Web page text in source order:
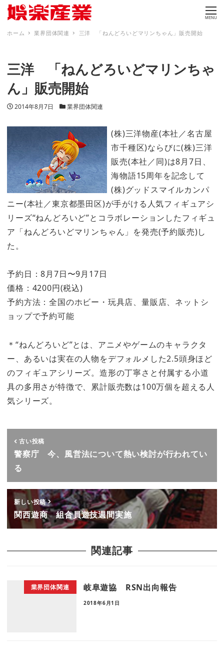
MENU
ホーム 業界団体関連 三洋 「ねんどろいどマリンちゃん」販売開始
三洋 「ねんどろいどマリンちゃ
ん」販売開始
投稿日
2014年8月7日 カテゴリー
業界団体関連
(株)三洋物産(本社／名古屋
市千種区)ならびに(株)三洋
販売(本社／同)は8月7日、
海物語15周年を記念して
(株)グッドスマイルカンパ
ニー(本社／東京都墨田区)が手がける人気フィギュアシ
リーズ“ねんどろいど”とコラボレーションしたフィギュ
ア「ねんどろいどマリンちゃん」を発売(予約販売)し
た。
予約日：8月7日〜9月17日
価格：4200円(税込)
予約方法：全国のホビー・玩具店、量販店、ネットシ
ョップで予約可能
＊“ねんどろいど”とは、アニメやゲームのキャラクタ
ー、あるいは実在の人物をデフォルメした2.5頭身ほど
のフィギュアシリーズ。造形の丁寧さと付属する小道
具の多用さが特徴で、累計販売数は100万個を超える人
気シリーズ。
古い投稿
警察庁 今、風営法について熱い検討が行われてい
る
新しい投稿
関西遊商 組合員遊技週間実施
関連記事
業界団体関連 岐阜遊協 RSN出向報告
2018年6月1日